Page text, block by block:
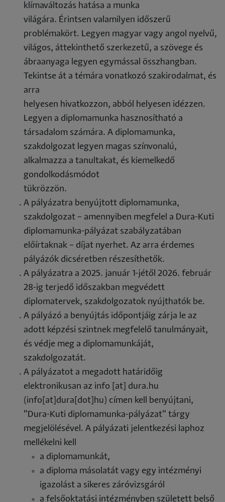
klímaváltozás hatása a munka
világára. Érintsen valamilyen időszerű
problémakört. Legyen magyar vagy angol nyelvű,
világos, áttekinthető szerkezetű, a szövege és
ábraanyaga legyen egymással összhangban.
Tekintse át a témára vonatkozó szakirodalmat, és
arra
helyesen hivatkozzon, abból helyesen idézzen.
Legyen a diplomamunka hasznosítható a
társadalom számára. A diplomamunka,
szakdolgozat legyen magas színvonalú,
alkalmazza a tanultakat, és kiemelkedő
gondolkodásmódot
tükrözzön.
A pályázatra benyújtott diplomamunka,
szakdolgozat – amennyiben megfelel a Dura-Kuti
diplomamunka-pályázat szabályzatában
előírtaknak – díjat nyerhet. Az arra érdemes
pályázók dicséretben részesíthetők.
A pályázatra a 2025. január 1-jétől 2026. február
28-ig terjedő időszakban megvédett
diplomatervek, szakdolgozatok nyújthatók be.
A pályázó a benyújtás időpontjáig zárja le az
adott képzési szintnek megfelelő tanulmányait,
és védje meg a diplomamunkáját,
szakdolgozatát.
A pályázatot a megadott határidőig
elektronikusan az info [at] dura.hu
(info[at]dura[dot]hu) címen kell benyújtani,
"Dura-Kuti diplomamunka-pályázat" tárgy
megjelölésével. A pályázati jelentkezési laphoz
mellékelni kell
a diplomamunkát,
a diploma másolatát vagy egy intézményi
igazolást a sikeres záróvizsgáról
a felsőoktatási intézményben született belső